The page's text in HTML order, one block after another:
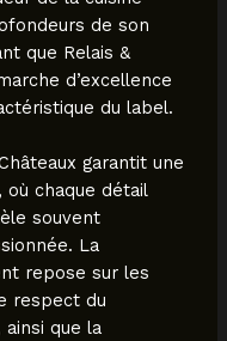
de son
que Relais &
d’excellence
du label.
garantit une
chaque détail
souvent
La
repose sur les
respect du
que la